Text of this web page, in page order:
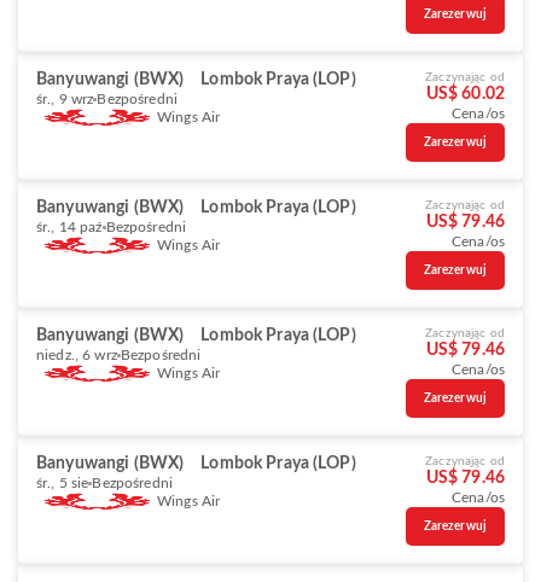
Zarezerwuj
Banyuwangi (BWX) Lombok Praya (LOP)
śr., 9 wrz Bezpośredni
Wings Air
Zaczynając od
US$ 60.02
Cena/os
Zarezerwuj
Banyuwangi (BWX) Lombok Praya (LOP)
śr., 14 paź Bezpośredni
Wings Air
Zaczynając od
US$ 79.46
Cena/os
Zarezerwuj
Banyuwangi (BWX) Lombok Praya (LOP)
niedz., 6 wrz Bezpośredni
Wings Air
Zaczynając od
US$ 79.46
Cena/os
Zarezerwuj
Banyuwangi (BWX) Lombok Praya (LOP)
śr., 5 sie Bezpośredni
Wings Air
Zaczynając od
US$ 79.46
Cena/os
Zarezerwuj